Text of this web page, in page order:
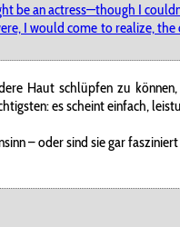
an actress—though I
I would come to realize,
Haut schlüpfen zu
es scheint einfach,
– oder sind sie gar